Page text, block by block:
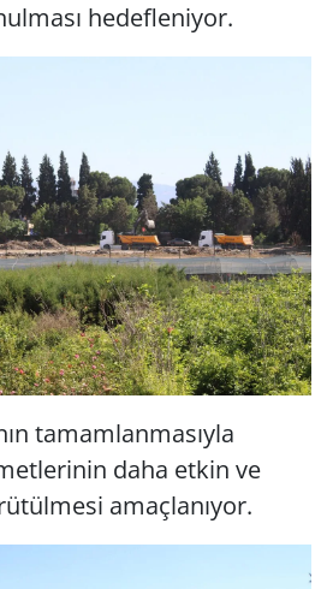
hedefleniyor.
tamamlanmasıyla
daha etkin ve
amaçlanıyor.